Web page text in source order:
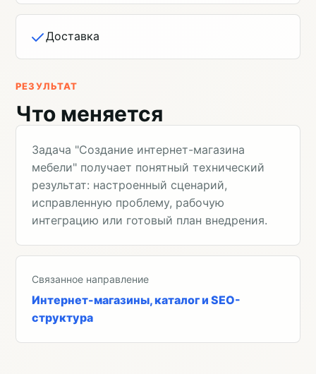
Доставка
РЕЗУЛЬТАТ
Что меняется
Задача "Создание интернет-магазина
мебели" получает понятный технический
результат: настроенный сценарий,
исправленную проблему, рабочую
интеграцию или готовый план внедрения.
Связанное направление
Интернет-магазины, каталог и SEO-
структура